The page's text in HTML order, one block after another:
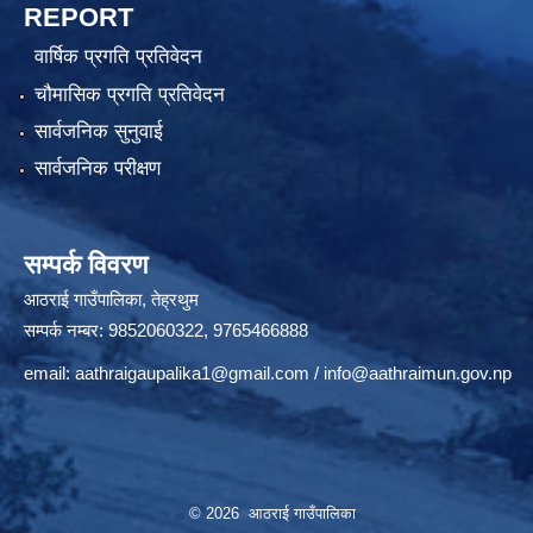
REPORT
वार्षिक प्रगति प्रतिवेदन
चौमासिक प्रगति प्रतिवेदन
सार्वजनिक सुनुवाई
सार्वजनिक परीक्षण
सम्पर्क विवरण
आठराई गाउँपालिका, तेह्रथुम
सम्पर्क नम्बर: 9852060322, 9765466888
email: aathraigaupalika1@gmail.com / info@aathraimun.gov.np
© 2026 आठराई गाउँपालिका